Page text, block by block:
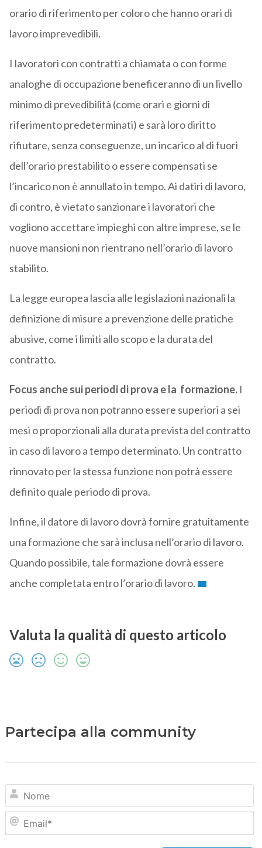
orario di riferimento per coloro che hanno orari di
lavoro imprevedibili.
I lavoratori con contratti a chiamata o con forme
analoghe di occupazione beneficeranno di un livello
minimo di prevedibilità (come orari e giorni di
riferimento predeterminati) e sarà loro diritto
rifiutare, senza conseguenze, un incarico al di fuori
dell’orario prestabilito o essere compensati se
l’incarico non è annullato in tempo. Ai datiri di lavoro,
di contro, è vietato sanzionare i lavoratori che
vogliono accettare impieghi con altre imprese, se le
nuove mansioni non rientrano nell’orario di lavoro
stabilito.
La legge europea lascia alle legislazioni nazionali la
definizione di misure a prevenzione delle pratiche
abusive, come i limiti allo scopo e la durata del
contratto.
Focus anche sui periodi di prova e la formazione.I
periodi di prova non potranno essere superiori a sei
mesi o proporzionali alla durata prevista del contratto
in caso di lavoro a tempo determinato. Un contratto
rinnovato per la stessa funzione non potrà essere
definito quale periodo di prova.
Infine, il datore di lavoro dovrà fornire gratuitamente
una formazione che sarà inclusa nell’orario di lavoro.
Quando possibile, tale formazione dovrà essere
anche completata entro l’orario di lavoro.
Valuta la qualità di questo articolo
Partecipa alla community